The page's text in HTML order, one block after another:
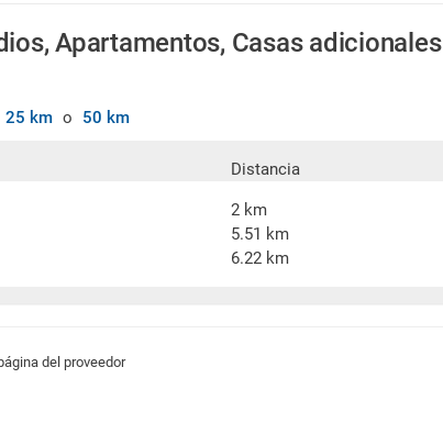
Apartamentos, Casas adicionales
25 km o 50 km
Distancia
2 km
5.51 km
6.22 km
del proveedor